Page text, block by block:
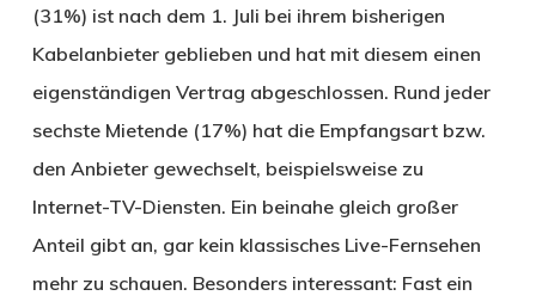
(31%) ist nach dem 1. Juli bei ihrem bisherigen
Kabelanbieter geblieben und hat mit diesem einen
eigenständigen Vertrag abgeschlossen. Rund jeder
sechste Mietende (17%) hat die Empfangsart bzw.
den Anbieter gewechselt, beispielsweise zu
Internet-TV-Diensten. Ein beinahe gleich großer
Anteil gibt an, gar kein klassisches Live-Fernsehen
mehr zu schauen. Besonders interessant: Fast ein